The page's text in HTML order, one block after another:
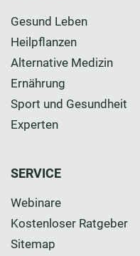
Gesund Leben
Heilpflanzen
Alternative Medizin
Ernährung
Sport und Gesundheit
Experten
SERVICE
Webinare
Kostenloser Ratgeber
Sitemap